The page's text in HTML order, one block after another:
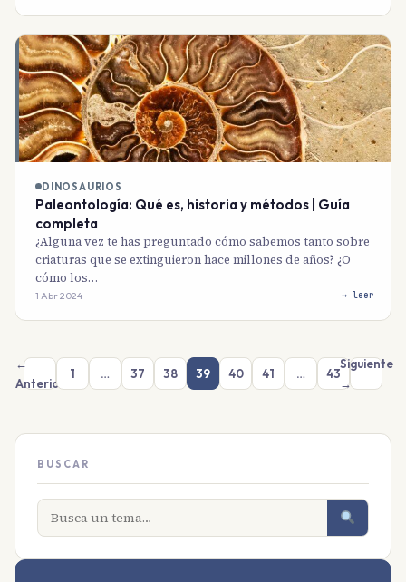
DINOSAURIOS
Paleontología: Qué es, historia y métodos | Guía
completa
¿Alguna vez te has preguntado cómo sabemos tanto sobre
criaturas que se extinguieron hace millones de años? ¿O
cómo los…
1 Abr 2024 → leer
←
Anterior
1 … 37 38 39 40 41 … 43
Siguiente
→
BUSCAR